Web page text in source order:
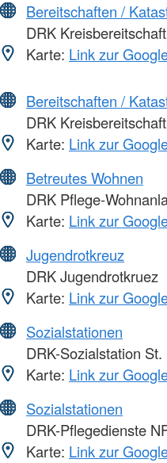
Bereitschaften /
DRK
Karte: Link zur
Bereitschaften /
DRK
Karte: Link zur
Betreutes Wohnen
DRK Pflege-
Karte: Link zur
Jugendrotkreuz
DRK Jugendrotkruez
Karte: Link zur
Sozialstationen
DRK-Sozialstation St.
Karte: Link zur
Sozialstationen
DRK-Pflegedienste
Karte: Link zur